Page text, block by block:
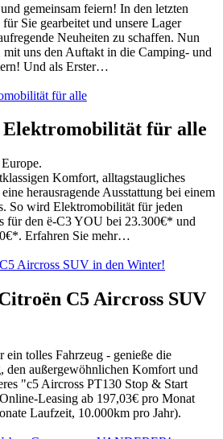
gemeinsam feiern! In den letzten
Sie gearbeitet und unsere Lager
Neuheiten zu schaffen. Nun
uns den Auftakt in die Camping- und
Und als Erster…
Elektromobilität für alle
Komfort, alltagstaugliches
herausragende Ausstattung bei einem
So wird Elektromobilität für jeden
für den ë-C3 YOU bei 23.300€* und
Erfahren Sie mehr…
C5 Aircross SUV
tolles Fahrzeug - genieße die
den außergewöhnlichen Komfort und
"c5 Aircross PT130 Stop & Start
Leasing ab 197,03€ pro Monat
Laufzeit, 10.000km pro Jahr).